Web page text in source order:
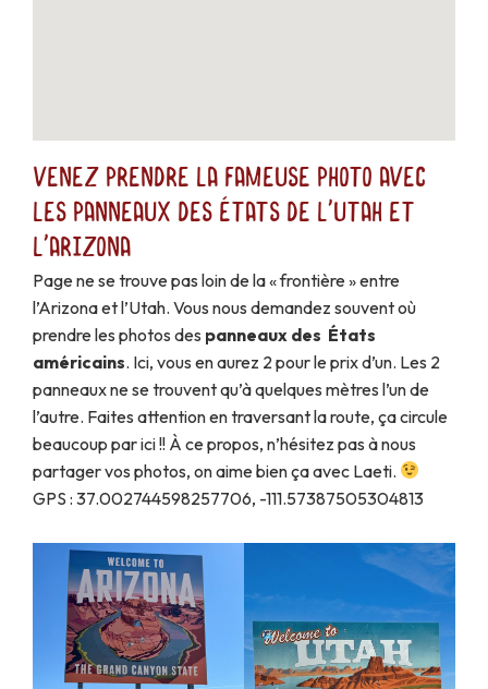
Venez prendre la fameuse photo avec
les panneaux des États de l'Utah et
l'Arizona
Page ne se trouve pas loin de la « frontière » entre
l’Arizona et l’Utah. Vous nous demandez souvent où
prendre les photos des panneaux des États
américains. Ici, vous en aurez 2 pour le prix d’un. Les 2
panneaux ne se trouvent qu’à quelques mètres l’un de
l’autre. Faites attention en traversant la route, ça circule
beaucoup par ici !! À ce propos, n’hésitez pas à nous
partager vos photos, on aime bien ça avec Laeti.
GPS : 37.002744598257706, -111.57387505304813